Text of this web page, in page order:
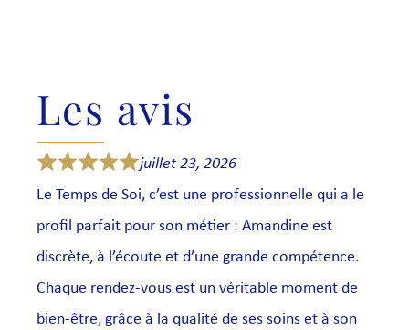
Les avis
juillet 23, 2026
Le Temps de Soi, c’est une professionnelle qui a le
profil parfait pour son métier : Amandine est
discrète, à l’écoute et d’une grande compétence.
Chaque rendez-vous est un véritable moment de
bien-être, grâce à la qualité de ses soins et à son